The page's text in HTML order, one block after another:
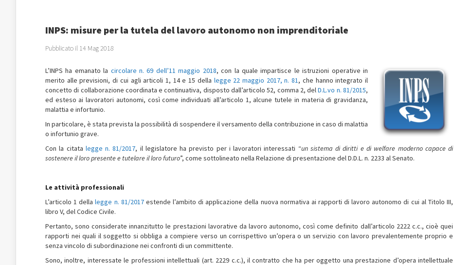
INPS: misure per la tutela del lavoro autonomo non imprenditoriale
Pubblicato il 14 Mag 2018
L’INPS ha emanato la circolare n. 69 dell’11 maggio 2018, con la quale impartisce le istruzioni operative in
merito alle previsioni, di cui agli articoli 1, 14 e 15 della legge 22 maggio 2017, n. 81, che hanno integrato il
concetto di collaborazione coordinata e continuativa, disposto dall’articolo 52, comma 2, delD.L.vo n. 81/2015,
ed esteso ai lavoratori autonomi, così come individuati all’articolo 1, alcune tutele in materia di gravidanza,
malattia e infortunio.
In particolare, è stata prevista la possibilità di sospendere il versamento della contribuzione in caso di malattia
o infortunio grave.
Con la citata legge n. 81/2017, il legislatore ha previsto per i lavoratori interessati “un sistema di diritti e di welfare moderno capace di
sostenere il loro presente e tutelare il loro futuro”, come sottolineato nella Relazione di presentazione del D.D.L. n. 2233 al Senato.
Le attività professionali
L’articolo 1 dellalegge n. 81/2017estende l’ambito di applicazione della nuova normativa ai rapporti di lavoro autonomo di cui al Titolo III,
libro V, del Codice Civile.
Pertanto, sono considerate innanzitutto le prestazioni lavorative da lavoro autonomo, così come definito dall’articolo 2222 c.c., cioè quei
rapporti nei quali il soggetto si obbliga a compiere verso un corrispettivo un’opera o un servizio con lavoro prevalentemente proprio e
senza vincolo di subordinazione nei confronti di un committente.
Sono, inoltre, interessate le professioni intellettuali (art. 2229 c.c.), il contratto che ha per oggetto una prestazione d’opera intellettuale